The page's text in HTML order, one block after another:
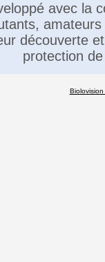
avec la
découverte
protection
Biolovision